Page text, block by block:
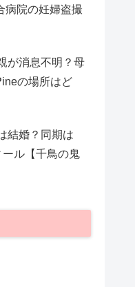
病院の妊婦盗撮
が消息不明？母
の場所はど
結婚？同期は
ル【千鳥の鬼